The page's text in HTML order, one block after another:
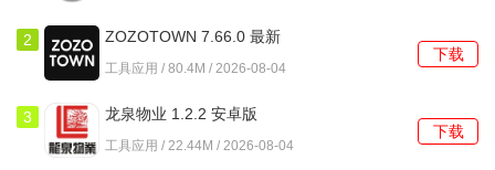
1、酷玩盒子允许用户根据个人喜好进行游戏分类，方便快速
找到想玩的游戏，提升了使用的效率。
2、软件内置的游戏社区功能，让玩家可以分享心得和经验，
结识志同道合的朋友，丰富游戏生活。
2
ZOZOTOWN 7.66.0 最新
版
工具应用 / 80.4M / 2026-08-04
下载
3 龙泉物业 1.2.2 安卓版
工具应用 / 22.44M / 2026-08-04
下载